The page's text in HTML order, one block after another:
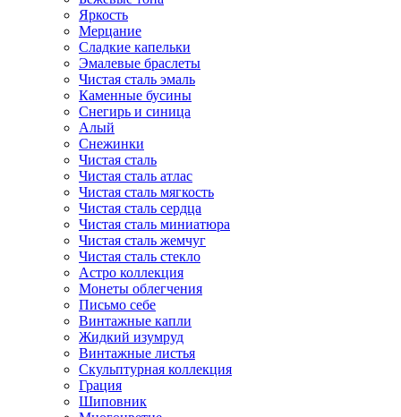
Яркость
Мерцание
Сладкие капельки
Эмалевые браслеты
Чистая сталь эмаль
Каменные бусины
Снегирь и синица
Алый
Снежинки
Чистая сталь
Чистая сталь атлас
Чистая сталь мягкость
Чистая сталь сердца
Чистая сталь миниатюра
Чистая сталь жемчуг
Чистая сталь стекло
Астро коллекция
Монеты облегчения
Письмо себе
Винтажные капли
Жидкий изумруд
Винтажные листья
Скульптурная коллекция
Грация
Шиповник